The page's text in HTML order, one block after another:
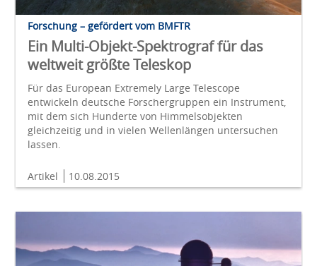
Forschung – gefördert vom BMFTR
Ein Multi-Objekt-Spektrograf für das
weltweit größte Teleskop
Für das European Extremely Large Telescope
entwickeln deutsche Forschergruppen ein Instrument,
mit dem sich Hunderte von Himmelsobjekten
gleichzeitig und in vielen Wellenlängen untersuchen
lassen.
Artikel 10.08.2015